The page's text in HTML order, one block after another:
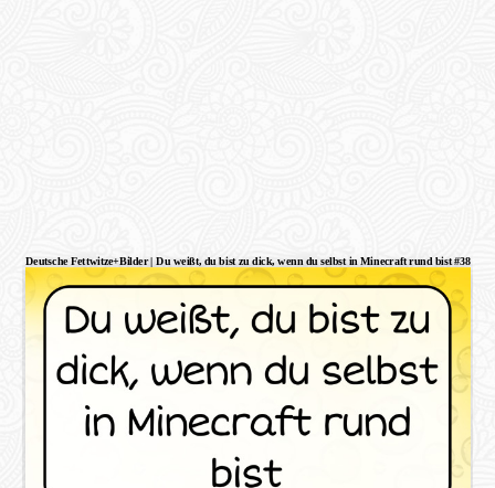
Deutsche Fettwitze+Bilder | Du weißt, du bist zu dick, wenn du selbst in Minecraft rund bist #38